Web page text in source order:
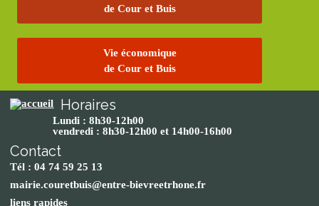
de Cour et Buis
Vie économique
de Cour et Buis
Horaires
Lundi : 8h30-12h00
vendredi : 8h30-12h00 et 14h00-16h00
Contact
Tél : 04 74 59 25 13
mairie.couretbuis@entre-bievreetrhone.fr
liens rapides